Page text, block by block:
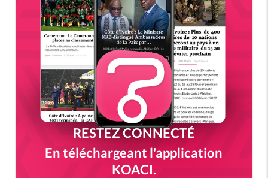
RESTEZ CONNECTÉ
En téléchargeant l'application
KOACI.